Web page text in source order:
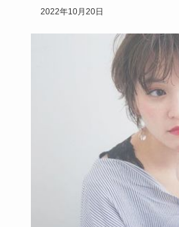
流行るので…
2022年10月20日